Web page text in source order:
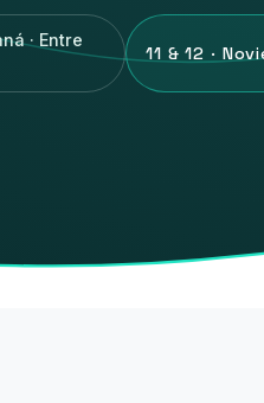
· Entre
11 & 12 ·